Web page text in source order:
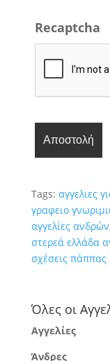
Recaptcha
Tags: αγγελιες
γραφειο
αγγελίες ανδρών
στερεά ελλάδα
σχέσεις πάππας
Όλες οι
Αγγελίες
Άνδρες